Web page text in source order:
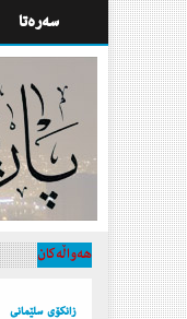
سه‌ره‌تا
هه‌واڵه‌كان
زانكۆی سلێمانی